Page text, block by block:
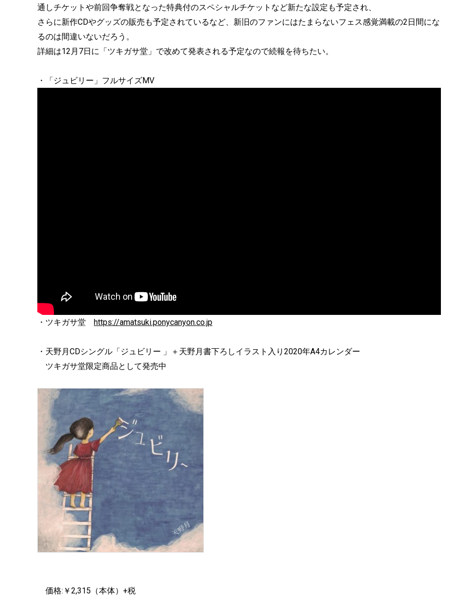
通しチケットや前回争奪戦となった特典付のスペシャルチケットなど新たな設定も予定され、
さらに新作CDやグッズの販売も予定されているなど、新旧のファンにはたまらないフェス感覚満載の2日間にな
るのは間違いないだろう。
詳細は12月7日に「ツキガサ堂」で改めて発表される予定なので続報を待ちたい。
・「ジュビリー」フルサイズMV
・ツキガサ堂 https://amatsuki.ponycanyon.co.jp
・天野月CDシングル「ジュビリー 」＋天野月書下ろしイラスト入り2020年A4カレンダー
ツキガサ堂限定商品として発売中
価格:￥2,315（本体）+税